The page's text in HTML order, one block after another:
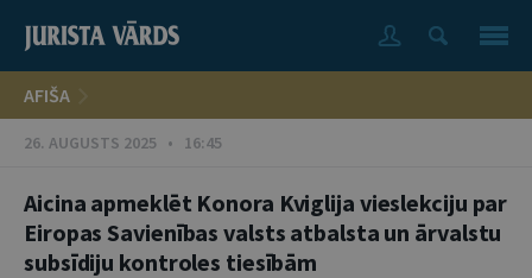
AFIŠA
26. AUGUSTS 2025 • 16:45
Aicina apmeklēt Konora Kviglija vieslekciju par
Eiropas Savienības valsts atbalsta un ārvalstu
subsīdiju kontroles tiesībām